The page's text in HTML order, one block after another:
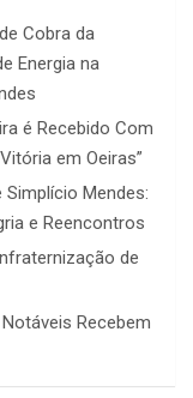
Cobra da
Energia na
é Recebido Com
em Oeiras”
Mendes:
e Reencontros
de
Recebem